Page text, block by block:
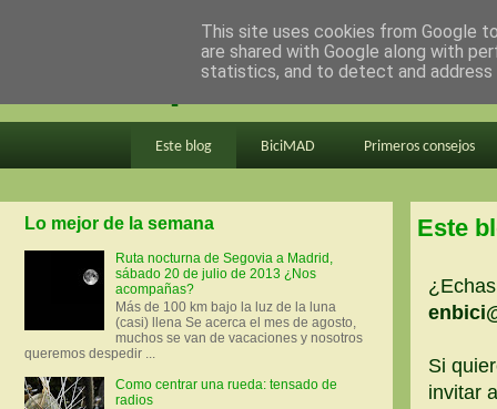
en bici por madrid
Este blog BiciMAD Primeros consejos
Este
Si
invitar
Lo mejor de la semana
Ruta nocturna de Segovia a Madrid,
sábado 20 de julio de 2013 ¿Nos
acompañas?
Más de 100 km bajo la luz de la luna
(casi) llena Se acerca el mes de agosto,
muchos se van de vacaciones y nosotros
queremos despedir ...
Como centrar una rueda: tensado de
radios
This site uses cookies from Google
are shared with Google along with
statistics, and to detect and address